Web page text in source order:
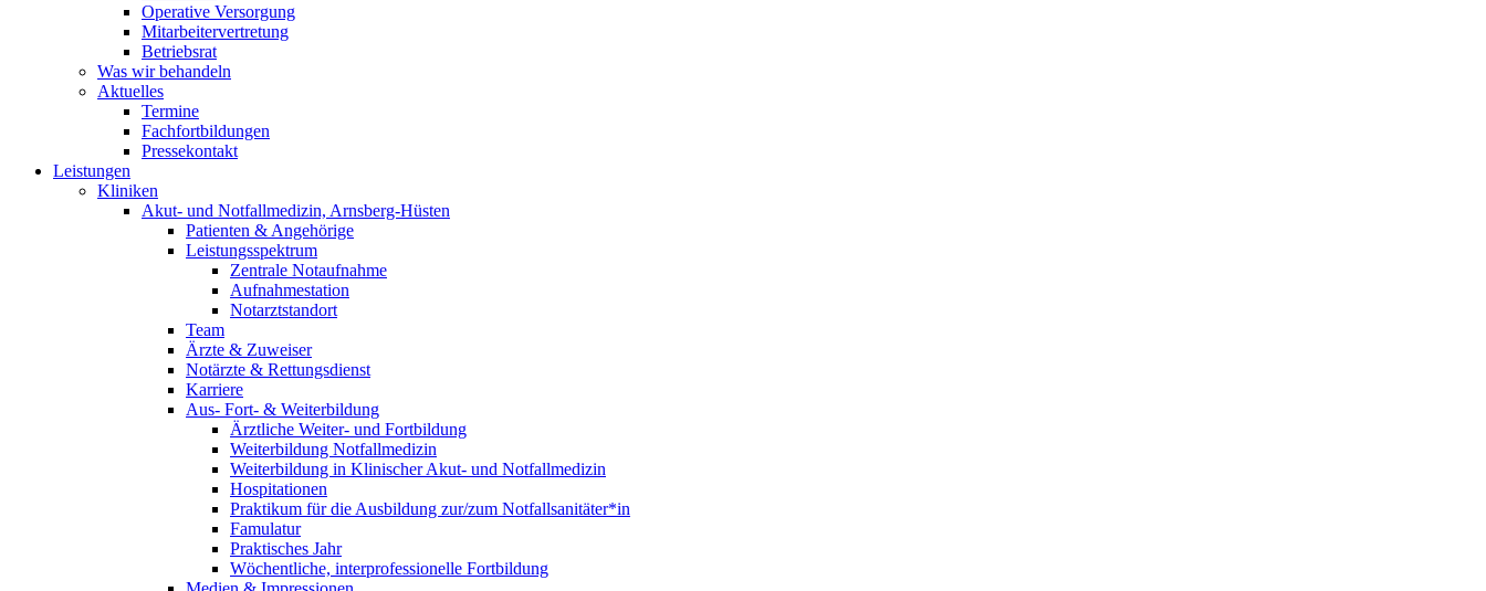
Operative Versorgung
Mitarbeitervertretung
Betriebsrat
Was wir behandeln
Aktuelles
Termine
Fachfortbildungen
Pressekontakt
Leistungen
Kliniken
Akut- und Notfallmedizin, Arnsberg-Hüsten
Patienten & Angehörige
Leistungsspektrum
Zentrale Notaufnahme
Aufnahmestation
Notarztstandort
Team
Ärzte & Zuweiser
Notärzte & Rettungsdienst
Karriere
Aus- Fort- & Weiterbildung
Ärztliche Weiter- und Fortbildung
Weiterbildung Notfallmedizin
Weiterbildung in Klinischer Akut- und Notfallmedizin
Hospitationen
Praktikum für die Ausbildung zur/zum Notfallsanitäter*in
Famulatur
Praktisches Jahr
Wöchentliche, interprofessionelle Fortbildung